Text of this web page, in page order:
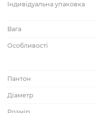
Індивідуальна упаковка
Вага
Особливості
Пантон
Діаметр